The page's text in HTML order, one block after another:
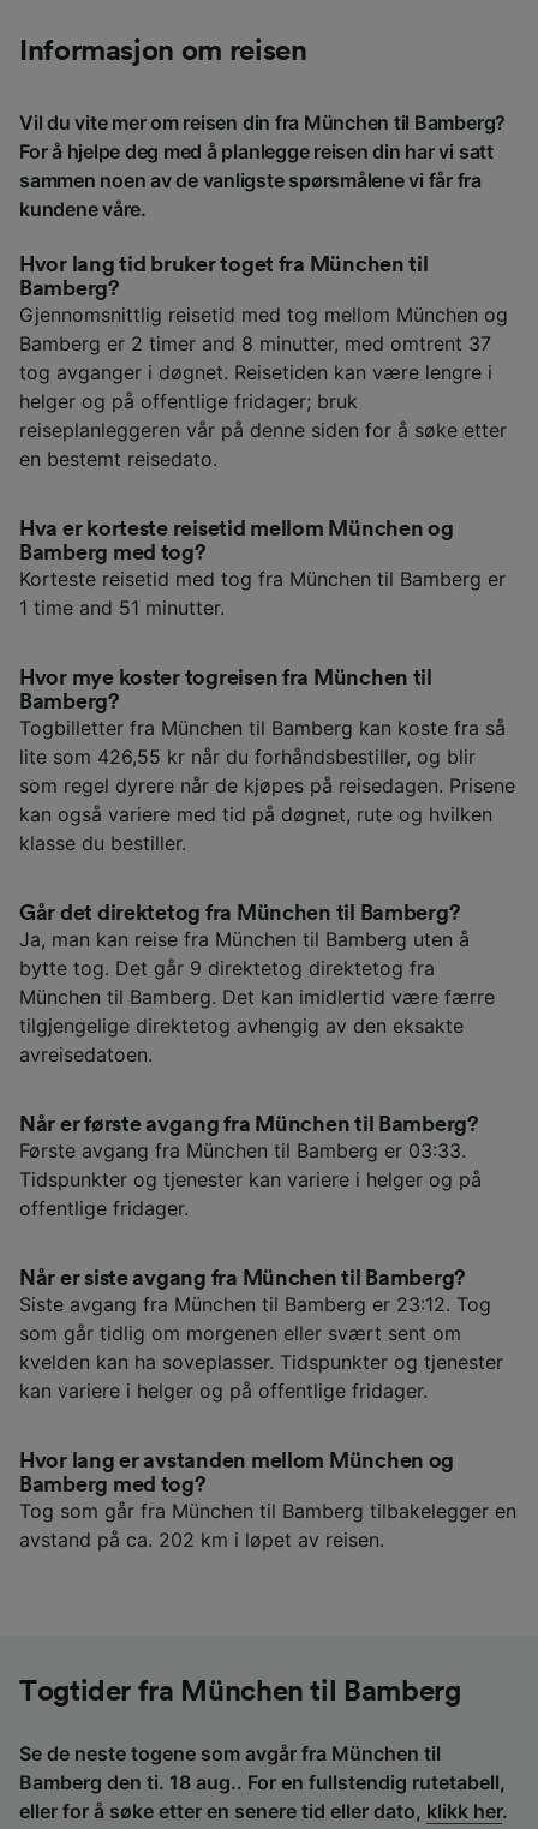
Informasjon om reisen
Vil du vite mer om reisen din fra München til Bamberg?
For å hjelpe deg med å planlegge reisen din har vi satt
sammen noen av de vanligste spørsmålene vi får fra
kundene våre.
Hvor lang tid bruker toget fra München til
Bamberg?
Gjennomsnittlig reisetid med tog mellom München og
Bamberg er 2 timer and 8 minutter, med omtrent 37
tog avganger i døgnet. Reisetiden kan være lengre i
helger og på offentlige fridager; bruk
reiseplanleggeren vår på denne siden for å søke etter
en bestemt reisedato.
Hva er korteste reisetid mellom München og
Bamberg med tog?
Korteste reisetid med tog fra München til Bamberg er
1 time and 51 minutter.
Hvor mye koster togreisen fra München til
Bamberg?
Togbilletter fra München til Bamberg kan koste fra så
lite som 426,55 kr når du forhåndsbestiller, og blir
som regel dyrere når de kjøpes på reisedagen. Prisene
kan også variere med tid på døgnet, rute og hvilken
klasse du bestiller.
Går det direktetog fra München til Bamberg?
Ja, man kan reise fra München til Bamberg uten å
bytte tog. Det går 9 direktetog direktetog fra
München til Bamberg. Det kan imidlertid være færre
tilgjengelige direktetog avhengig av den eksakte
avreisedatoen.
Når er første avgang fra München til Bamberg?
Første avgang fra München til Bamberg er 03:33.
Tidspunkter og tjenester kan variere i helger og på
offentlige fridager.
Når er siste avgang fra München til Bamberg?
Siste avgang fra München til Bamberg er 23:12. Tog
som går tidlig om morgenen eller svært sent om
kvelden kan ha soveplasser. Tidspunkter og tjenester
kan variere i helger og på offentlige fridager.
Hvor lang er avstanden mellom München og
Bamberg med tog?
Tog som går fra München til Bamberg tilbakelegger en
avstand på ca. 202 km i løpet av reisen.
Togtider fra München til Bamberg
Se de neste togene som avgår fra München til
Bamberg den ti. 18 aug.. For en fullstendig rutetabell,
eller for å søke etter en senere tid eller dato, klikk her.